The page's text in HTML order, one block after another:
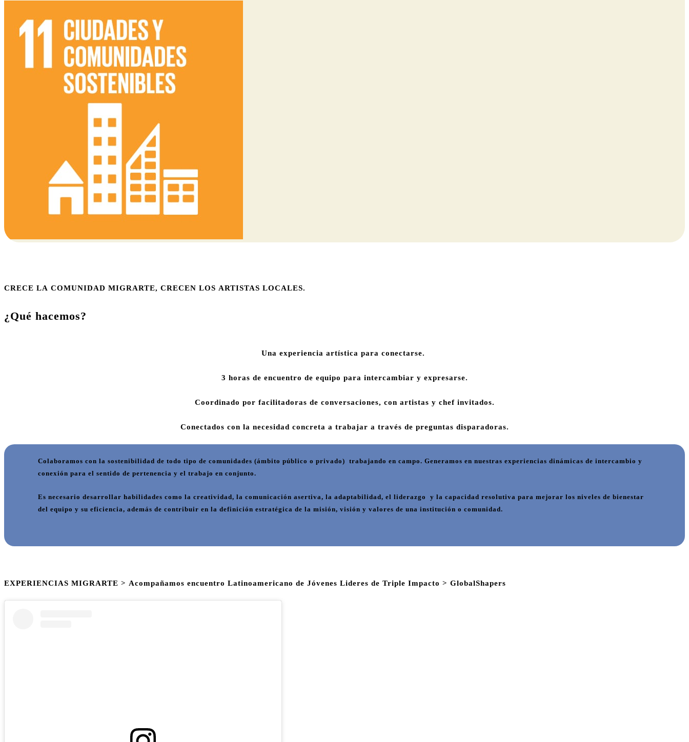
CRECE LA COMUNIDAD MIGRARTE, CRECEN LOS ARTISTAS LOCALES.
¿Qué hacemos?
Una experiencia artística para conectarse.
3 horas de encuentro de equipo para intercambiar y expresarse.
Coordinado por facilitadoras de conversaciones, con artistas y chef invitados.
Conectados con la necesidad concreta a trabajar a través de preguntas disparadoras.
Colaboramos con la sostenibilidad de todo tipo de comunidades (ámbito público o privado) trabajando en campo. Generamos en nuestras experiencias dinámicas de intercambio y
conexión para el sentido de pertenencia y el trabajo en conjunto.
Es necesario desarrollarhabilidades como la creatividad, la comunicación asertiva, la adaptabilidad, el liderazgo y la capacidad resolutivapara mejorar los niveles de bienestar
del equipo y su eficiencia, además de contribuir en la definición estratégica de la misión, visión y valores de una institución o comunidad.
EXPERIENCIAS MIGRARTE > Acompañamos encuentro Latinoamericano de Jóvenes Lideres de Triple Impacto > GlobalShapers